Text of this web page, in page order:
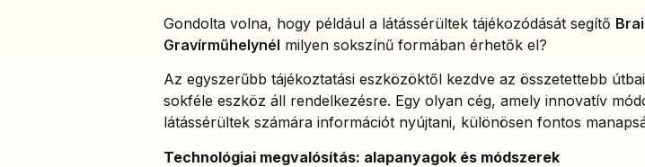
Gondolta volna, hogy például a látássérültek tájékozódását segítő
Gravírműhelynél milyen sokszínű formában érhetők el?
Az egyszerűbb tájékoztatási eszközöktől kezdve az összetettebb
sokféle eszköz áll rendelkezésre. Egy olyan cég, amely innovatív
látássérültek számára információt nyújtani, különösen fontos
Technológiai megvalósítás: alapanyagok és módszerek